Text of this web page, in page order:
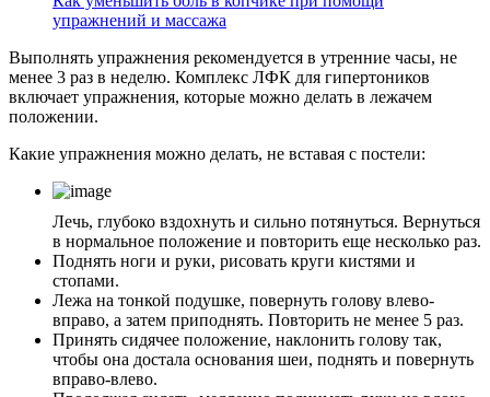
упражнений и массажа
Выполнять упражнения рекомендуется в утренние часы, не
менее 3 раз в неделю. Комплекс ЛФК для гипертоников
включает упражнения, которые можно делать в лежачем
положении.
Какие упражнения можно делать, не вставая с постели:
Лечь, глубоко вздохнуть и сильно потянуться. Вернуться
в нормальное положение и повторить еще несколько раз.
Поднять ноги и руки, рисовать круги кистями и
стопами.
Лежа на тонкой подушке, повернуть голову влево-
вправо, а затем приподнять. Повторить не менее 5 раз.
Принять сидячее положение, наклонить голову так,
чтобы она достала основания шеи, поднять и повернуть
вправо-влево.